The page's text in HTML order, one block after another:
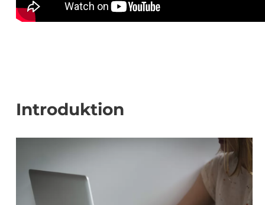
Introduktion